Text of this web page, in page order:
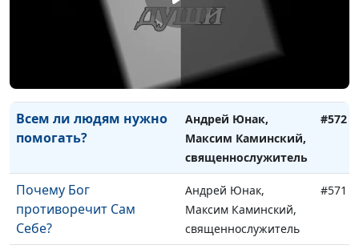
священнослужитель
подставлять правую
щеку?
Максим Каминский,
священнослужитель
Всем ли людям нужно
помогать?
Андрей Юнак,
Максим Каминский,
священнослужитель
#572
Почему Бог
противоречит Сам
Себе?
Андрей Юнак,
Максим Каминский,
священнослужитель
#571